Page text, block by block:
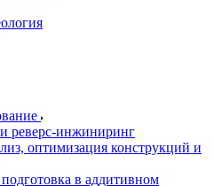
реверс-инжиниринг
оптимизация конструкций и
в аддитивном